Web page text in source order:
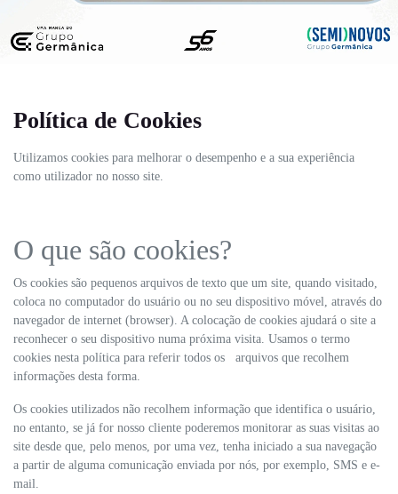
Política de Cookies
Utilizamos cookies para melhorar o desempenho e a sua experiência
como utilizador no nosso site.
O que são cookies?
Os cookies são pequenos arquivos de texto que um site, quando visitado,
coloca no computador do usuário ou no seu dispositivo móvel, através do
navegador de internet (browser). A colocação de cookies ajudará o site a
reconhecer o seu dispositivo numa próxima visita. Usamos o termo
cookies nesta política para referir todos os arquivos que recolhem
informações desta forma.
Os cookies utilizados não recolhem informação que identifica o usuário,
no entanto, se já for nosso cliente poderemos monitorar as suas visitas ao
site desde que, pelo menos, por uma vez, tenha iniciado a sua navegação
a partir de alguma comunicação enviada por nós, por exemplo, SMS e e-
mail.